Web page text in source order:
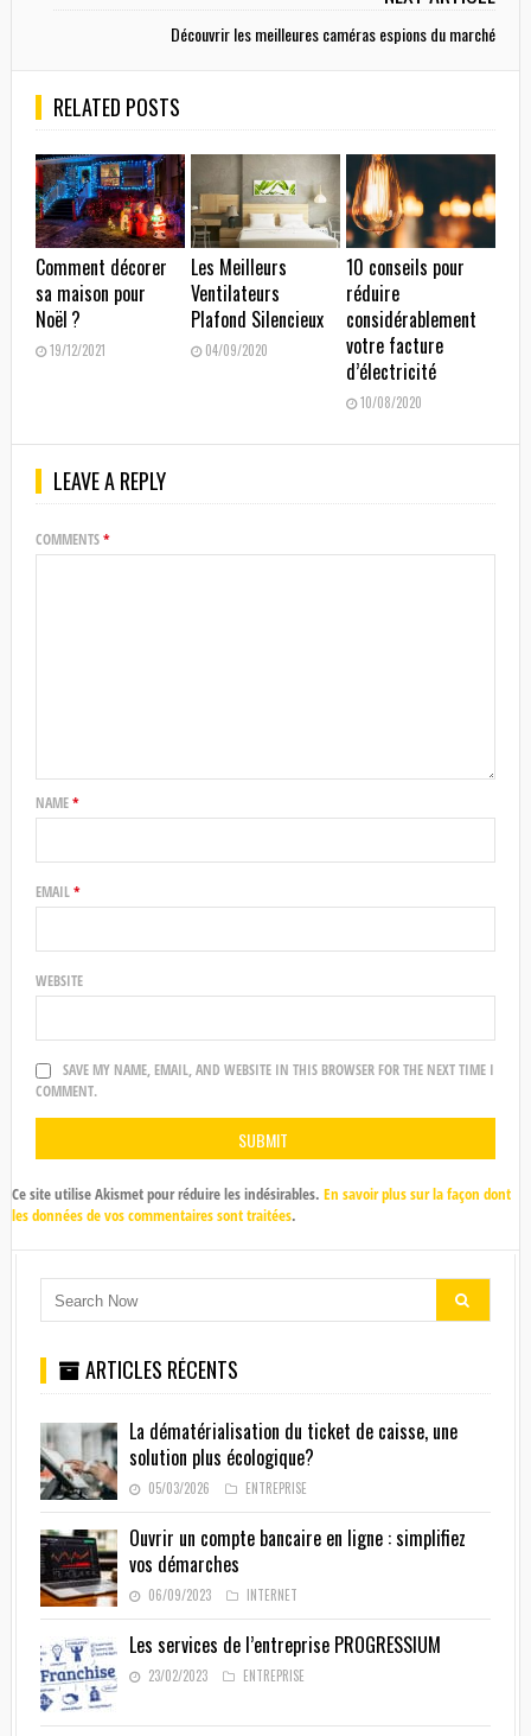
Découvrir les meilleures caméras espions du marché
RELATED POSTS
Comment décorer
sa maison pour
Noël ?
19/12/2021
Les Meilleurs
Ventilateurs
Plafond Silencieux
04/09/2020
10 conseils pour
réduire
considérablement
votre facture
d’électricité
10/08/2020
LEAVE A REPLY
COMMENTS*
NAME*
EMAIL*
WEBSITE
SAVE MY NAME, EMAIL, AND WEBSITE IN THIS BROWSER FOR THE NEXT TIME I
COMMENT.
Ce site utilise Akismet pour réduire les indésirables. En savoir plus sur la façon dont
les données de vos commentaires sont traitées.
ARTICLES RÉCENTS
La dématérialisation du ticket de caisse, une
solution plus écologique?
05/03/2026 ENTREPRISE
Ouvrir un compte bancaire en ligne : simplifiez
vos démarches
06/09/2023 INTERNET
Les services de l’entreprise PROGRESSIUM
23/02/2023 ENTREPRISE